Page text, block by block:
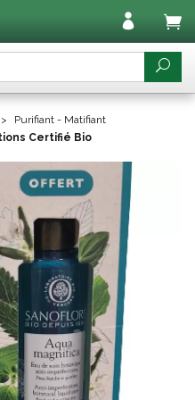
Purifiant - Matifiant
Certifié Bio